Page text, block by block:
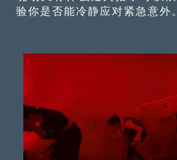
验你是否能冷静应对紧急意外。